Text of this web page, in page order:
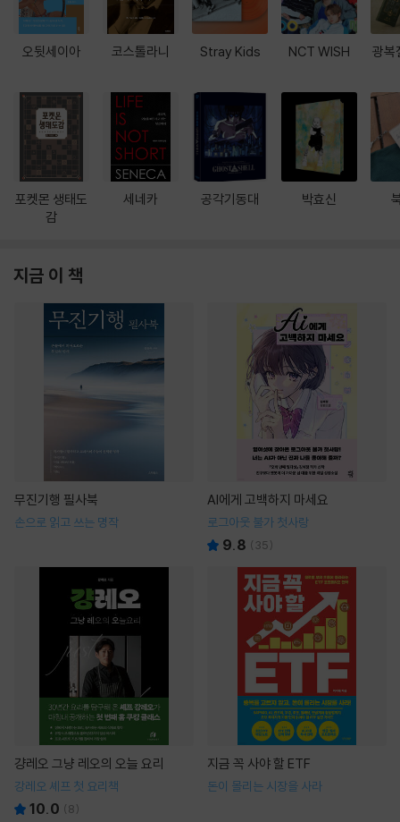
오뒷세이아
포켓몬 생태도
감
코스톨라니
세네카
Stray Kids
공각기동대
NCT WISH
박효신
광복
지금 이 책
무진기행 필사북
손으로 읽고 쓰는 명작
AI에게 고백하지 마세요
로그아웃 불가 첫사랑
9.8 ( 35)
걍레오 그냥 레오의 오늘 요리
강레오 셰프 첫 요리책
10.0 (8)
지금 꼭 사야 할 ETF
돈이 몰리는 시장을 사라